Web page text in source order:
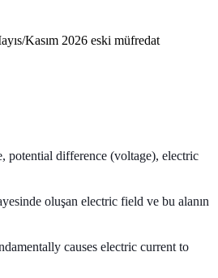
Kasım 2026 eski müfredat
potential difference (voltage), electric
oluşan electric field ve bu alanın
causes electric current to